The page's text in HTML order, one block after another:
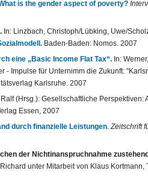
is the gender aspect of poverty?
In: Linzbach, Christoph/Lübking, Uwe/
Baden-Baden: Nomos. 2007
eine „Basic Income Flat Tax“. In:
- Impulse für Unternimm die Zukunft:
Karlsruhe. 2007
(Hrsg.): Gesellschaftliche Perspektiven:
Essen, 2007
durch finanzielle Leistungen.Zeitschrift
der Nichtinanspruchnahme
unter Mitarbeit von Klaus Kortmann,